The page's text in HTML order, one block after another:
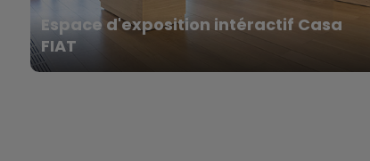
Espace d'exposition intéractif Casa
FIAT